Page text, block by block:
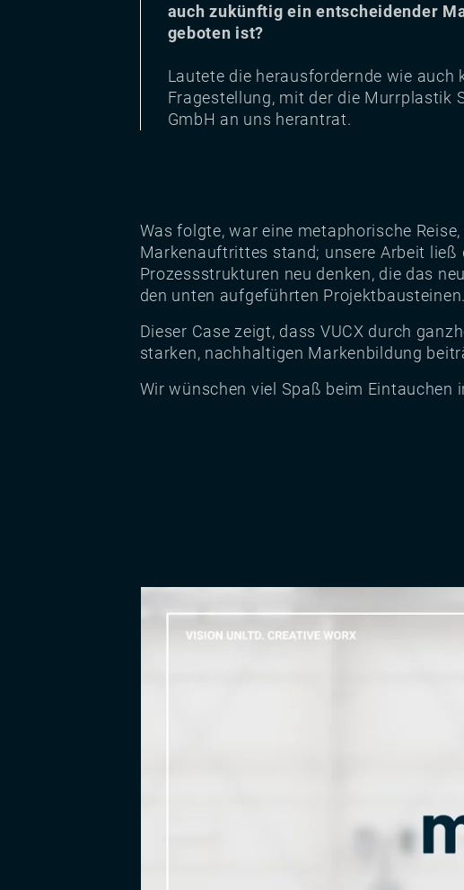
auch zukünftig ein entscheidender
geboten ist?
Lautete die herausfordernde wie auch
Fragestellung, mit der die Murrplastik
GmbH an uns herantrat.
Was folgte, war eine metaphorische
Markenauftrittes stand; unsere Arbeit
Prozessstrukturen neu denken, die das
den unten aufgeführten Projektbausteinen.
Dieser Case zeigt, dass VUCX durch
starken, nachhaltigen Markenbildung
Wir wünschen viel Spaß beim